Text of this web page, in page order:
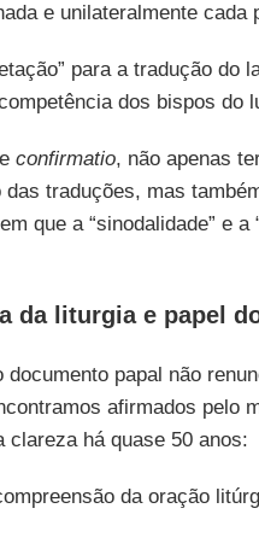
e unilateralmente cada
para a tradução do
dos bispos do
confirmatio, não apenas
traduções, mas
que a “sinodalidade” e a
da liturgia e papel
papal não
afirmados pelo
há quase 50 anos:
da oração